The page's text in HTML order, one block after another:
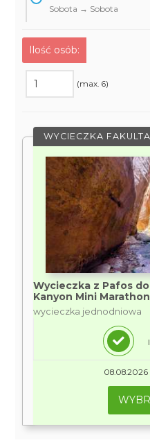
Sobota → Sobota
Ilość osób:
(max. 6)
WYCIECZKA
Wycieczka z Pafos
Kanyon Mini Marathon
wycieczka jednodniowa
08.08.2026